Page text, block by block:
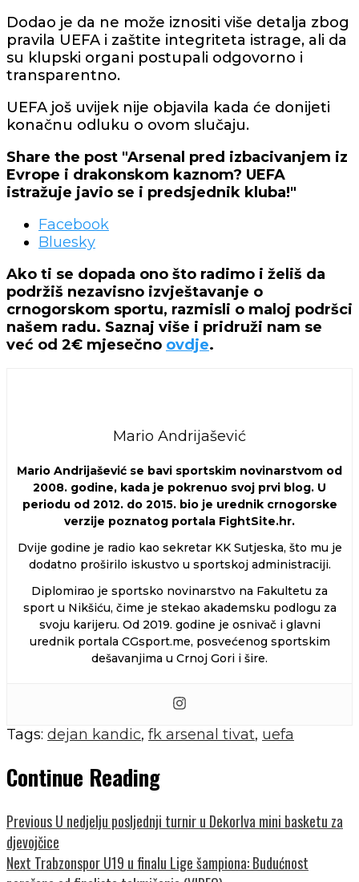
Dodao je da ne može iznositi više detalja zbog
pravila UEFA i zaštite integriteta istrage, ali da
su klupski organi postupali odgovorno i
transparentno.
UEFA još uvijek nije objavila kada će donijeti
konačnu odluku o ovom slučaju.
Share the post "Arsenal pred izbacivanjem iz
Evrope i drakonskom kaznom? UEFA
istražuje javio se i predsjednik kluba!"
Facebook
Bluesky
Ako ti se dopada ono što radimo i želiš da
podržiš nezavisno izvještavanje o
crnogorskom sportu, razmisli o maloj podršci
našem radu. Saznaj više i pridruži nam se
već od 2€ mjesečno ovdje.
Mario Andrijašević
Mario Andrijašević se bavi sportskim novinarstvom od
2008. godine, kada je pokrenuo svoj prvi blog. U
periodu od 2012. do 2015. bio je urednik crnogorske
verzije poznatog portala FightSite.hr.
Dvije godine je radio kao sekretar KK Sutjeska, što mu je
dodatno proširilo iskustvo u sportskoj administraciji.
Diplomirao je sportsko novinarstvo na Fakultetu za
sport u Nikšiću, čime je stekao akademsku podlogu za
svoju karijeru. Od 2019. godine je osnivač i glavni
urednik portala CGsport.me, posvećenog sportskim
dešavanjima u Crnoj Gori i šire.
Tags: dejan kandic, fk arsenal tivat, uefa
Continue Reading
PreviousU nedjelju posljednji turnir u DekorIva mini basketu za
djevojčice
Next Trabzonspor U19 u finalu Lige šampiona: Budućnost